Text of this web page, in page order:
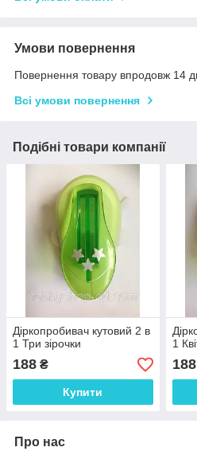
Умови повернення
Повернення товару впродовж 14
Всі умови повернення
Подібні товари компанії
Діркопробивач кутовий 2 в
1 Три зірочки
188 ₴
Купити
1
188
Про нас